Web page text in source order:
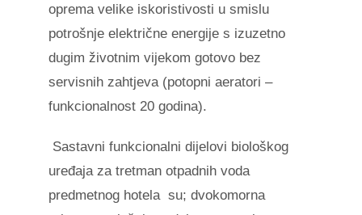
oprema velike iskoristivosti u smislu
potrošnje električne energije s izuzetno
dugim životnim vijekom gotovo bez
servisnih zahtjeva (potopni aeratori –
funkcionalnost 20 godina).
Sastavni funkcionalni dijelovi biološkog
uređaja za tretman otpadnih voda
predmetnog hotela su; dvokomorna